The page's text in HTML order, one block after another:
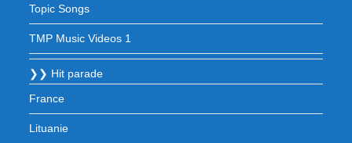
Topic Songs
TMP Music Videos 1
❯❯ Hit parade
France
Lituanie